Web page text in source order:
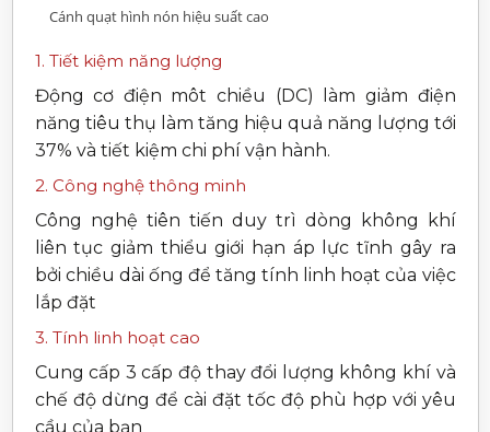
Cánh quạt hình nón hiệu suất cao
1. Tiết kiệm năng lượng
Động cơ điện môt chiều (DC) làm giảm điện
năng tiêu thụ làm tăng hiệu quả năng lượng tới
37% và tiết kiệm chi phí vận hành.
2. Công nghệ thông minh
Công nghệ tiên tiến duy trì dòng không khí
liên tục giảm thiểu giới hạn áp lực tĩnh gây ra
bởi chiều dài ống để tăng tính linh hoạt của việc
lắp đặt
3. Tính linh hoạt cao
Cung cấp 3 cấp độ thay đổi lượng không khí và
chế độ dừng để cài đặt tốc độ phù hợp với yêu
cầu của bạn